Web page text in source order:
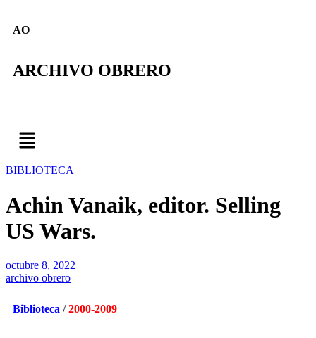
AO
ARCHIVO OBRERO
BIBLIOTECA
Achin Vanaik, editor. Selling
US Wars.
octubre 8, 2022
archivo obrero
Biblioteca /2000-2009